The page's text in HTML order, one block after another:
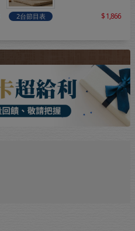
2台節目表 1,866